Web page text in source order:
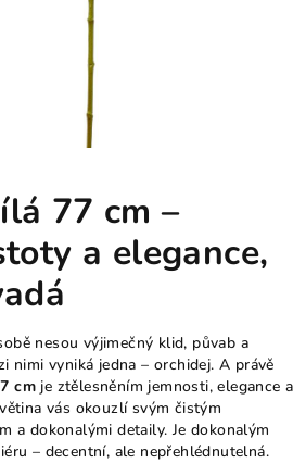
77 cm –
a elegance,
nesou výjimečný klid, půvab a
nimi vyniká jedna – orchidej. A právě
cm je ztělesněním jemnosti, elegance a
vás okouzlí svým čistým
a dokonalými detaily. Je dokonalým
– decentní, ale nepřehlédnutelná.